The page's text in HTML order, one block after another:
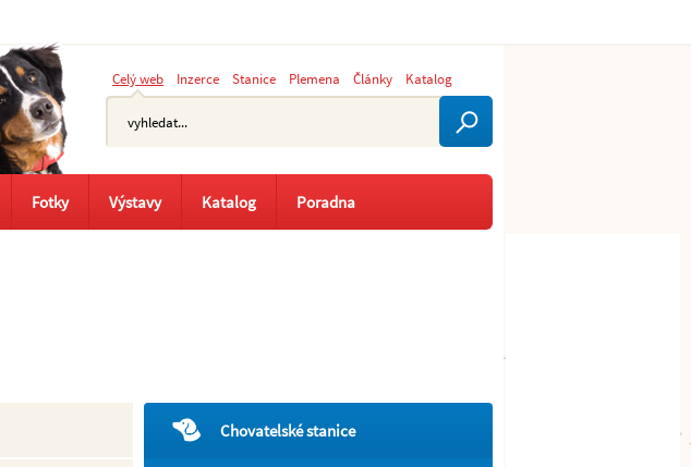
Chovatelské stanice
Celý web Inzerce Stanice Plemena Články Katalog
Fotky Výstavy Katalog Poradna